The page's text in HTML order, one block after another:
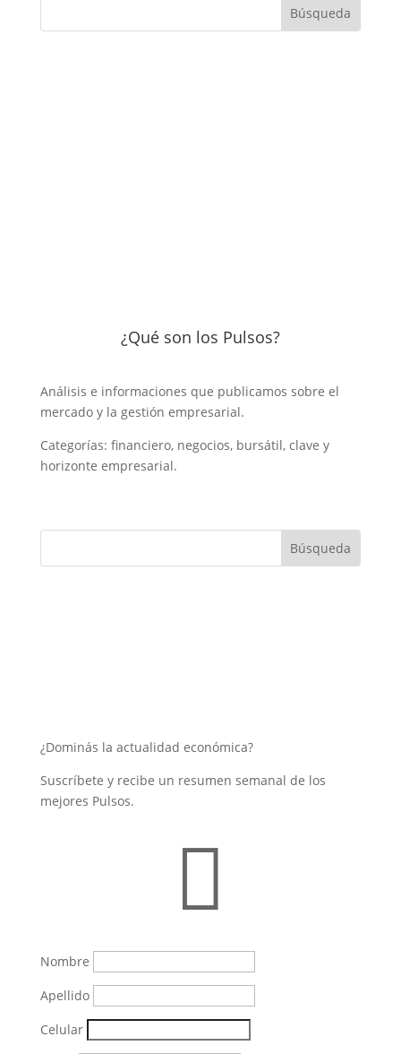
¿Qué son los Pulsos?
Análisis e informaciones que publicamos sobre el
mercado y la gestión empresarial.
Categorías: financiero, negocios, bursátil, clave y
horizonte empresarial.
¿Dominás la actualidad económica?
Suscríbete y recibe un resumen semanal de los
mejores Pulsos.

Nombre
Apellido
Celular